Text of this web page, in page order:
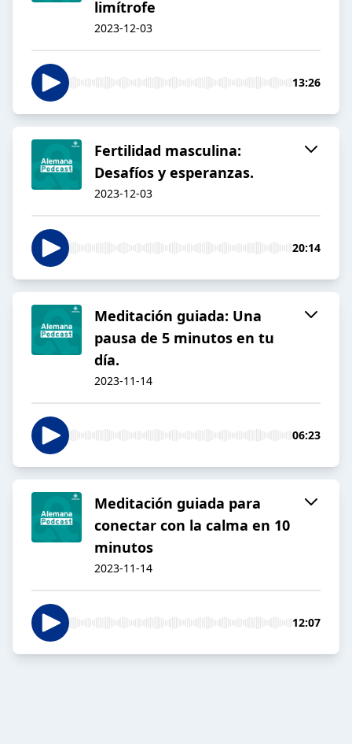
limítrofe
2023-12-03
13:26
Fertilidad masculina:
Desafíos y esperanzas.
2023-12-03
20:14
Meditación guiada: Una
pausa de 5 minutos en tu
día.
2023-11-14
06:23
Meditación guiada para
conectar con la calma en 10
minutos
2023-11-14
12:07